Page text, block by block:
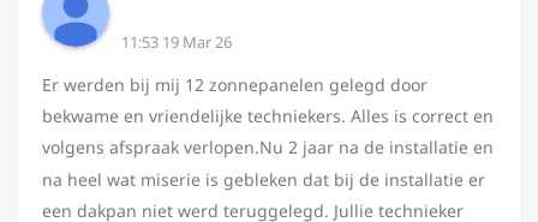
11:53 19 Mar 26
Er werden bij mij 12 zonnepanelen gelegd door
bekwame en vriendelijke techniekers. Alles is correct en
volgens afspraak verlopen.Nu 2 jaar na de installatie en
na heel wat miserie is gebleken dat bij de installatie er
een dakpan niet werd teruggelegd. Jullie technieker